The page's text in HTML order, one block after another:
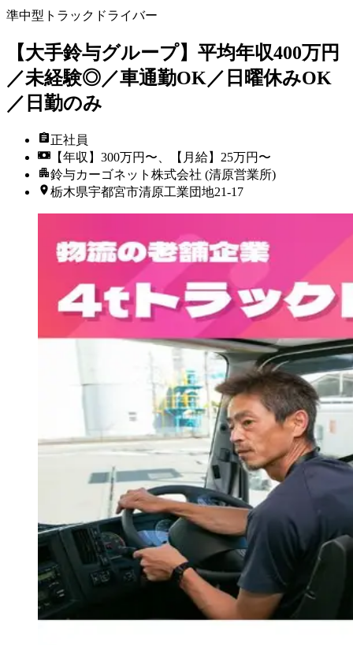
準中型トラックドライバー
【大手鈴与グループ】平均年収400万円
／未経験◎／車通勤OK／日曜休みOK
／日勤のみ
正社員
【年収】300万円〜、【月給】25万円〜
鈴与カーゴネット株式会社 (清原営業所)
栃木県宇都宮市清原工業団地21-17